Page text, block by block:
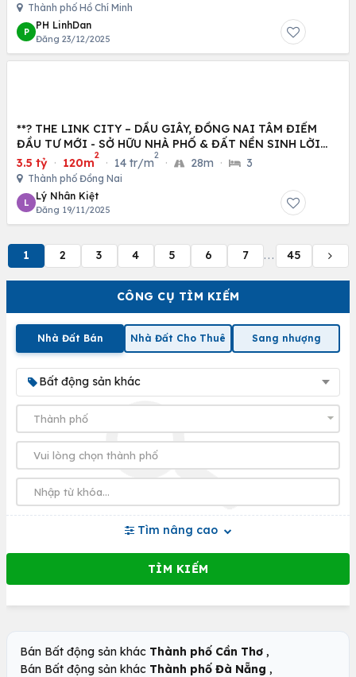
CÔNG CỤ TÌM KIẾM
Nhà Đất Bán Nhà Đất Cho Thuê Sang nhượng
Bất động sản khác
Tìm nâng cao
Thành phố Hồ Chí Minh
P
PH LinhDan
Đăng 23/12/2025
**? THE LINK CITY – DẦU GIÂY, ĐỒNG NAI TÂM ĐIỂM
ĐẦU TƯ MỚI - SỞ HỮU NHÀ PHỐ & ĐẤT NỀN SINH LỜI
CAO
3.5 tỷ · 120m
2
· 14 tr/m
2
· 28m · 3
Thành phố Đồng Nai
L
Lý Nhân Kiệt
Đăng 19/11/2025
1 2 3 4 5 6 7 ... 45
Bán Bất động sản khác Thành phố Cần Thơ ,
Bán Bất động sản khác Thành phố Đà Nẵng ,